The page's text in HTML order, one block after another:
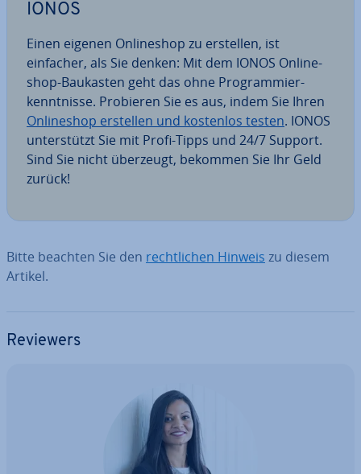
IONOS
Einen eigenen On­line­shop zu erstellen, ist
einfacher, als Sie denken: Mit dem IONOS On­line­
shop-Baukasten geht das ohne Pro­gram­mier­
kennt­nis­se. Probieren Sie es aus, indem Sie Ihren
On­line­shop erstellen und kostenlos testen. IONOS
un­ter­stützt Sie mit Profi-Tipps und 24/7 Support.
Sind Sie nicht überzeugt, bekommen Sie Ihr Geld
zurück!
Bitte beachten Sie den recht­li­chen Hinweis zu diesem
Artikel.
Reviewers